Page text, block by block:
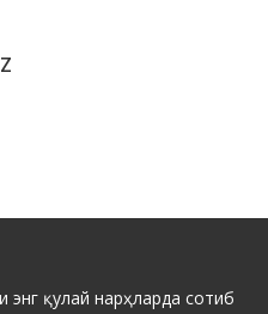
энг қулай нарҳларда сотиб